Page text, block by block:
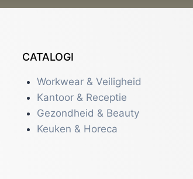
CATALOGI
Workwear & Veiligheid
Kantoor & Receptie
Gezondheid & Beauty
Keuken & Horeca